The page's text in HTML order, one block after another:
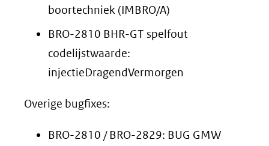
boortechniek (IMBRO/A)
BRO-2810 BHR-GT spelfout
codelijstwaarde:
injectieDragendVermorgen
Overige bugfixes:
BRO-2810 / BRO-2829: BUG GMW